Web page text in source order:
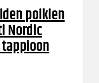
poikien
Nordic